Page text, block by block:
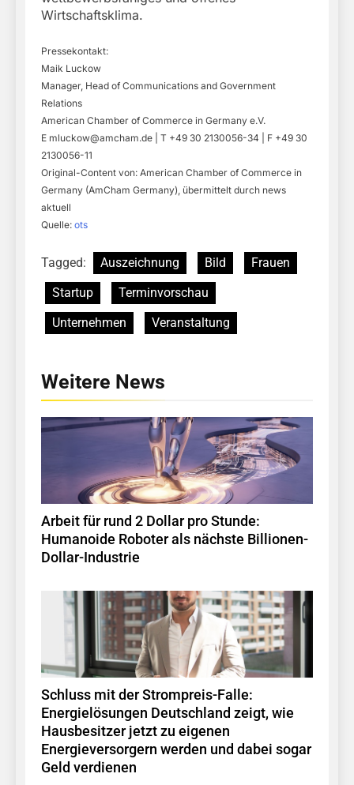
Wirtschaftsklima.
Pressekontakt:
Maik Luckow
Manager, Head of Communications and Government
Relations
American Chamber of Commerce in Germany e.V.
E mluckow@amcham.de | T +49 30 2130056-34 | F +49 30
2130056-11
Original-Content von: American Chamber of Commerce in
Germany (AmCham Germany), übermittelt durch news
aktuell
Quelle: ots
Tagged: Auszeichnung Bild
Frauen
Startup
Terminvorschau
Unternehmen
Veranstaltung
Weitere News
Arbeit für rund 2 Dollar pro Stunde:
Humanoide Roboter als nächste Billionen-
Dollar-Industrie
Schluss mit der Strompreis-Falle:
Energielösungen Deutschland zeigt, wie
Hausbesitzer jetzt zu eigenen
Energieversorgern werden und dabei sogar
Geld verdienen